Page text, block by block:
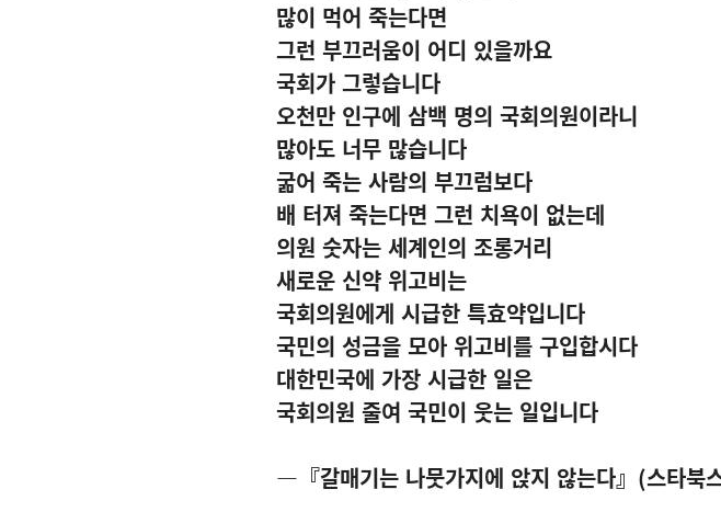
많이 먹어 죽는다면
그런 부끄러움이 어디 있을까요
국회가 그렇습니다
오천만 인구에 삼백 명의 국회의원이라니
많아도 너무 많습니다
굶어 죽는 사람의 부끄럼보다
배 터져 죽는다면 그런 치욕이 없는데
의원 숫자는 세계인의 조롱거리
새로운 신약 위고비는
국회의원에게 시급한 특효약입니다
국민의 성금을 모아 위고비를 구입합시다
대한민국에 가장 시급한 일은
국회의원 줄여 국민이 웃는 일입니다
―『갈매기는 나뭇가지에 앉지 않는다』 (스타북